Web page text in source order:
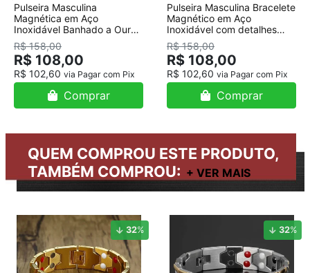
Pulseira Masculina
Magnética em Aço
Inoxidável Banhado a Ouro
18K
R$ 158,00
R$ 108,00
R$ 102,60 via Pagar com Pix
Comprar
Pulseira Masculina Bracelete
Magnético em Aço
Inoxidável com detalhes
Banhado a Ouro
R$ 158,00
R$ 108,00
R$ 102,60 via Pagar com Pix
Comprar
QUEM COMPROU ESTE PRODUTO,
TAMBÉM COMPROU:
32% 32%